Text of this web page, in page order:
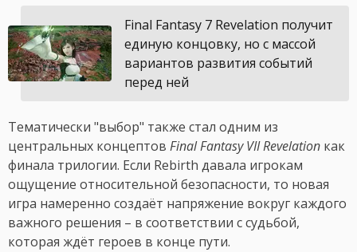
Final Fantasy 7 Revelation получит
единую концовку, но с массой
вариантов развития событий
перед ней
Тематически "выбор" также стал одним из
центральных концептов Final Fantasy VII Revelation как
финала трилогии. Если Rebirth давала игрокам
ощущение относительной безопасности, то новая
игра намеренно создаёт напряжение вокруг каждого
важного решения – в соответствии с судьбой,
которая ждёт героев в конце пути.